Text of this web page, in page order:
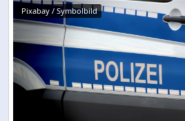
Pixabay / Symbolbild